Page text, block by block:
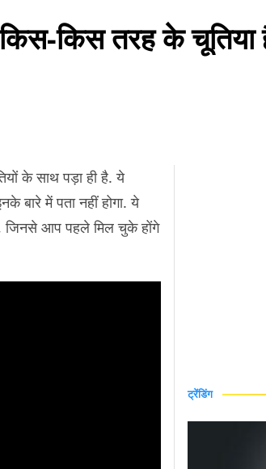
किस-किस तरह के चूतिया
के साथ पड़ा ही है. ये
बारे में पता नहीं होगा. ये
जिनसे आप पहले मिल चुके होंगे
ट्रेंडिंग